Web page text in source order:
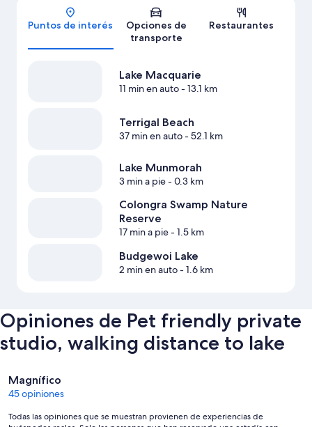
Mapa
Puntos de interés
Opciones de
transporte
Restaurantes
Lake Macquarie
11 min en auto- 13.1 km
Terrigal Beach
37 min en auto- 52.1 km
Lake Munmorah
3 min a pie- 0.3 km
Colongra Swamp Nature
Reserve
17 min a pie- 1.5 km
Budgewoi Lake
2 min en auto- 1.6 km
Opiniones de Pet friendly private
studio, walking distance to lake
Opiniones
Magnífico
45 opiniones
Todas las opiniones que se muestran provienen de experiencias de